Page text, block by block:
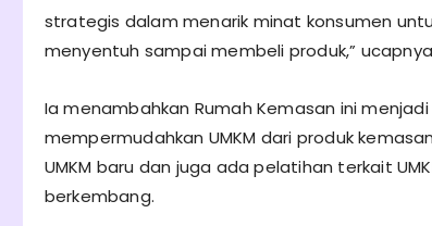
strategis dalam menarik minat konsumen
menyentuh sampai membeli produk,”
Ia menambahkan Rumah Kemasan ini
mempermudahkan UMKM dari produk
UMKM baru dan juga ada pelatihan terkait
berkembang.